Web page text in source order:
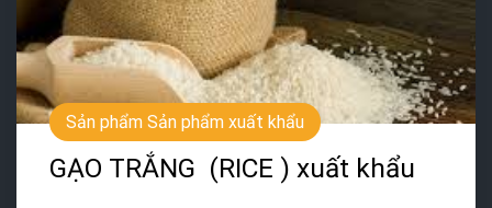
Sản phẩm Sản phẩm xuất khẩu
GẠO TRẮNG (RICE ) xuất khẩu